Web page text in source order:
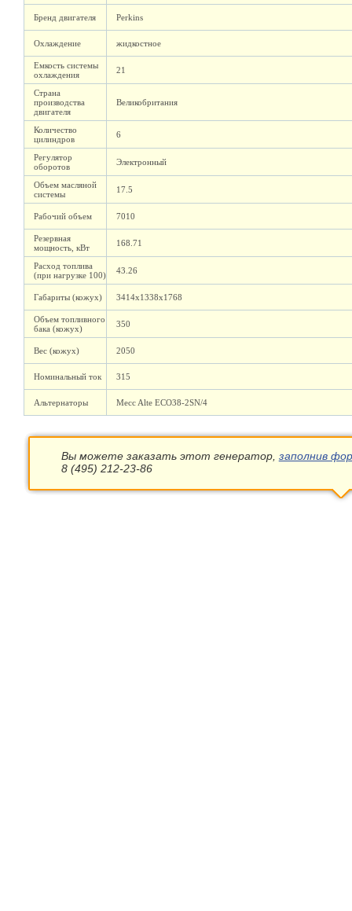
Бренд двигателя Perkins
Охлаждение жидкостное
Емкость системы
охлаждения
21
Страна
производства
двигателя
Великобритания
Количество
цилиндров
6
Регулятор
оборотов
Электронный
Объем масляной
системы
17.5
Рабочий объем 7010
Резервная
мощность, кВт
168.71
Расход топлива
(при нагрузке 100)
43.26
Габариты (кожух) 3414х1338х1768
Объем топливного
бака (кожух)
350
Вес (кожух) 2050
Номинальный ток 315
Альтернаторы Mecc Alte ECO38-2SN/4
Вы можете заказать этот генератор, заполнив
8 (495) 212-23-86